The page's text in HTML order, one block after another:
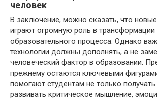
человек
В заключение, можно сказать, что новые
играют огромную роль в трансформации
образовательного процесса. Однако
технологии должны дополнять, а не
человеческий фактор в образовании.
прежнему остаются ключевыми
помогают студентам не только получать
развивать критическое мышление,